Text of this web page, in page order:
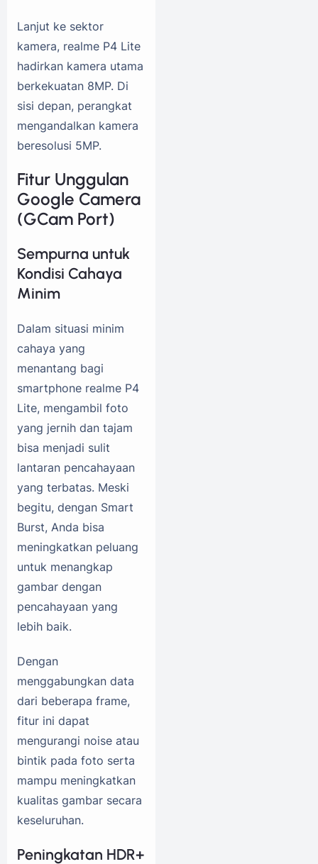
Lanjut ke sektor
kamera, realme P4 Lite
hadirkan kamera utama
berkekuatan 8MP. Di
sisi depan, perangkat
mengandalkan kamera
beresolusi 5MP.
Fitur Unggulan
Google Camera
(GCam Port)
Sempurna untuk
Kondisi Cahaya
Minim
Dalam situasi minim
cahaya yang
menantang bagi
smartphone realme P4
Lite, mengambil foto
yang jernih dan tajam
bisa menjadi sulit
lantaran pencahayaan
yang terbatas. Meski
begitu, dengan Smart
Burst, Anda bisa
meningkatkan peluang
untuk menangkap
gambar dengan
pencahayaan yang
lebih baik.
Dengan
menggabungkan data
dari beberapa frame,
fitur ini dapat
mengurangi noise atau
bintik pada foto serta
mampu meningkatkan
kualitas gambar secara
keseluruhan.
Peningkatan HDR+